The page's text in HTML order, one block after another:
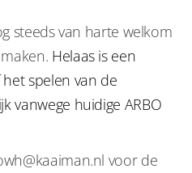
steeds van harte welkom
Helaas is een
spelen van de
vanwege huidige ARBO
voor de